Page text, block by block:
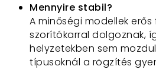
Mennyire stabil?
A minőségi modellek
szorítókarral dolgoznak,
helyzetekben sem
típusoknál a rögzítés